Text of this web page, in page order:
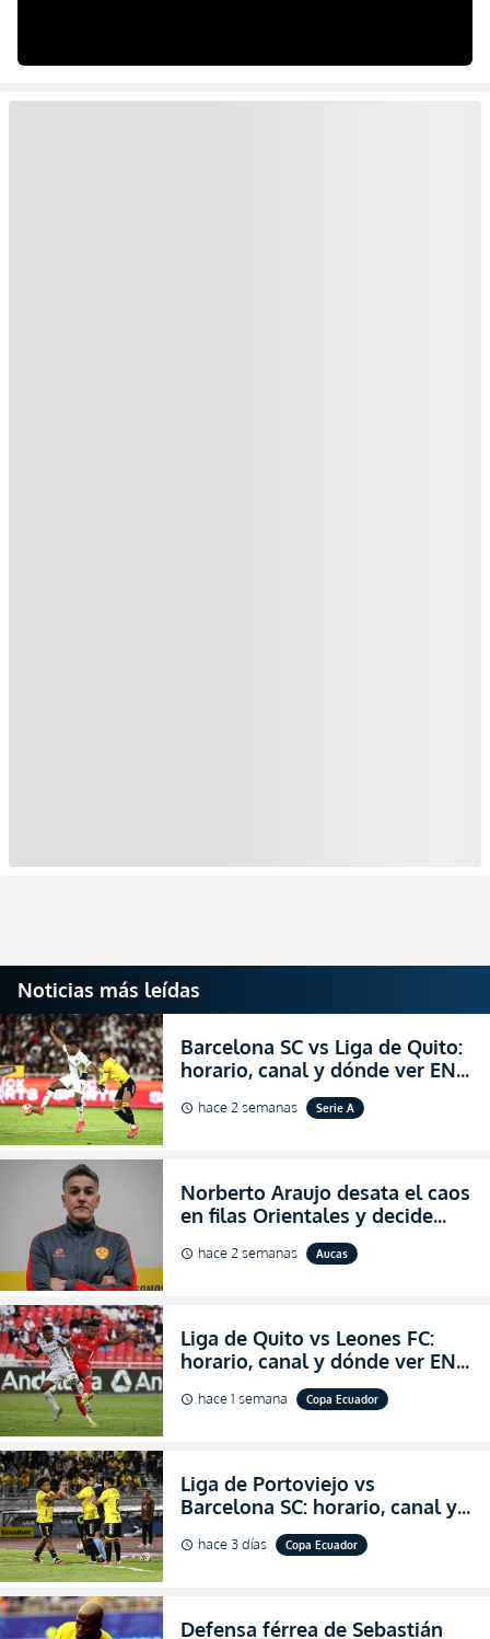
Noticias más leídas
Barcelona SC vs Liga de Quito:
horario, canal y dónde ver EN
VIVO la Fecha 22 de la LigaPro
2026
schedule hace 2 semanas Serie A
Norberto Araujo desata el caos
en filas Orientales y decide
abandonar la dirección técnica
de Aucas
schedule hace 2 semanas Aucas
Liga de Quito vs Leones FC:
horario, canal y dónde ver EN
VIVO los octavos de final de la
Copa Ecuador 2026
schedule hace 1 semana Copa Ecuador
Liga de Portoviejo vs
Barcelona SC: horario, canal y
dónde ver EN VIVO los octavos
de final de la Copa Ecuador
schedule hace 3 días Copa Ecuador
Defensa férrea de Sebastián